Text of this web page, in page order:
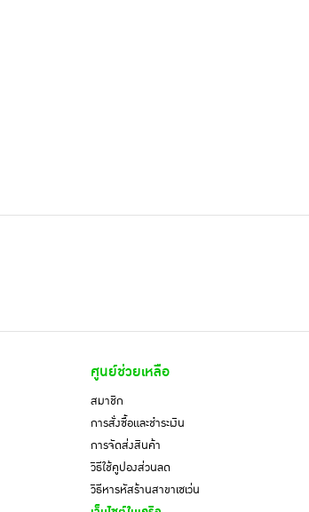
ศูนย์ช่วยเหลือ
สมาชิก
การสั่งซื้อและชำระเงิน
การจัดส่งสินค้า
วิธีใช้คูปองส่วนลด
วิธีหารหัสร้านสาขาเซเว่น